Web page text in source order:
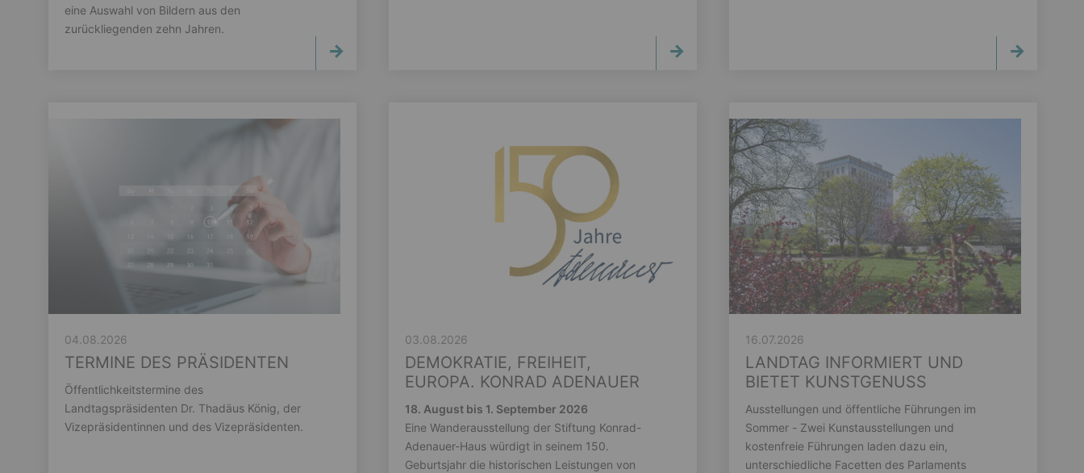
eine Auswahl von Bildern aus den
zurückliegenden zehn Jahren.
04.08.2026
TERMINE DES PRÄSIDENTEN
Öffentlichkeitstermine des
Landtagspräsidenten Dr. Thadäus König, der
Vizepräsidentinnen und des Vizepräsidenten.
03.08.2026
DEMOKRATIE, FREIHEIT,
EUROPA. KONRAD ADENAUER
18. August bis 1. September 2026
Eine Wanderausstellung der Stiftung Konrad-
Adenauer-Haus würdigt in seinem 150.
Geburtsjahr die historischen Leistungen von
16.07.2026
LANDTAG INFORMIERT UND
BIETET KUNSTGENUSS
Ausstellungen und öffentliche Führungen im
Sommer - Zwei Kunstausstellungen und
kostenfreie Führungen laden dazu ein,
unterschiedliche Facetten des Parlaments